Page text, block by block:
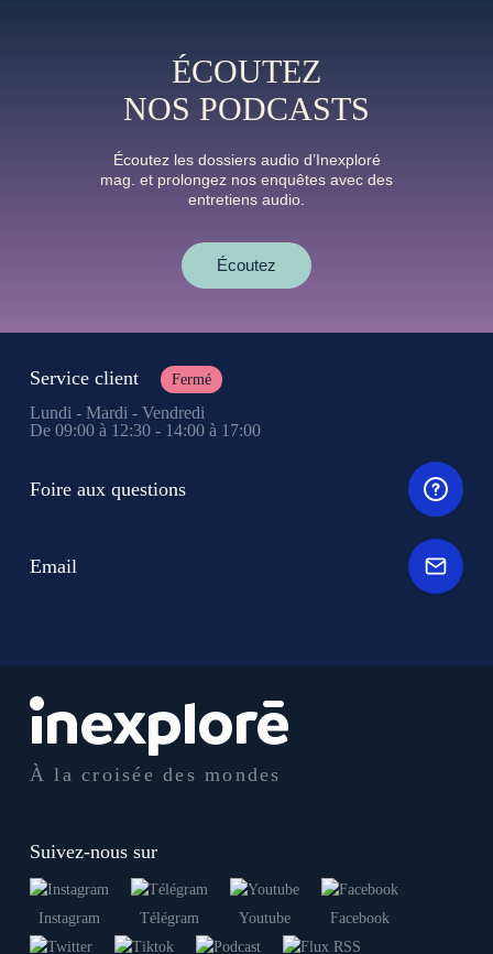
ÉCOUTEZ
NOS PODCASTS
Écoutez les dossiers audio d’Inexploré
mag. et prolongez nos enquêtes avec des
entretiens audio.
Écoutez
À la croisée des mondes
Suivez-nous sur
Instagram Télégram Youtube Facebook
Service client Fermé
Lundi - Mardi - Vendredi
De 09:00 à 12:30 - 14:00 à 17:00
Foire aux questions
Email